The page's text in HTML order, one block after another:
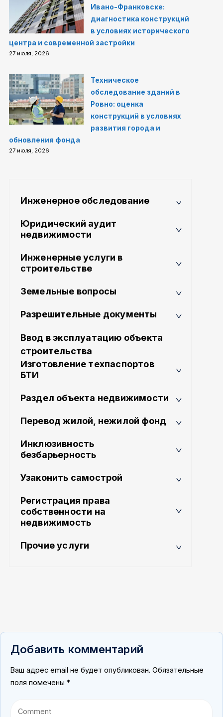
Ивано-Франковске:
диагностика конструкций
в условиях исторического
центра и современной застройки
27 июля, 2026
Техническое
обследование зданий в
Ровно: оценка
конструкций в условиях
развития города и
обновления фонда
27 июля, 2026
Инженерное обследование
Юридический аудит
недвижимости
Инженерные услуги в
строительстве
Земельные вопросы
Разрешительные документы
Ввод в эксплуатацию объекта
строительства
Изготовление техпаспортов
БТИ
Раздел объекта недвижимости
Перевод жилой, нежилой фонд
Инклюзивность
безбарьерность
Узаконить самострой
Регистрация права
собственности на
недвижимость
Прочие услуги
Добавить комментарий
Ваш адрес email не будет опубликован. Обязательные
поля помечены *